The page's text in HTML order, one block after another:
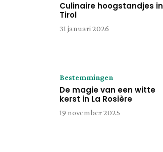
Culinaire hoogstandjes in
Tirol
31 januari 2026
Bestemmingen
De magie van een witte
kerst in La Rosière
19 november 2025